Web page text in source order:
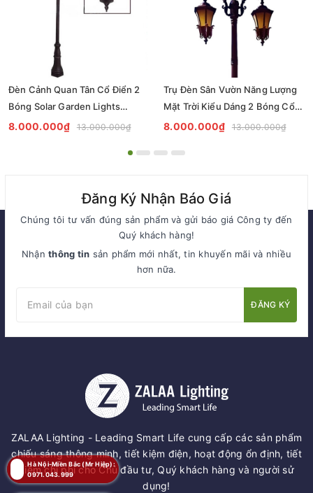
Đèn Cảnh Quan Tân Cổ Điển 2
Bóng Solar Garden Lights
ZALAA OEM ZSCV-004
8.000.000₫ 13.000.000₫
Trụ Đèn Sân Vườn Năng Lượng
Mặt Trời Kiểu Dáng 2 Bóng Cổ
Điển ZALAA OEM ZSCV-003
8.000.000₫ 13.000.000₫
Đăng Ký Nhận Báo Giá
Chúng tôi tư vấn đúng sản phẩm và gửi báo giá Công ty đến
Quý khách hàng!
Nhậnthông tin sản phẩm mới nhất, tin khuyến mãi và nhiều
hơn nữa.
ĐĂNG KÝ
ZALAA Lighting - Leading Smart Life cung cấp các sản phẩm
chiếu sáng thông minh, tiết kiệm điện, hoạt động ổn định, tiết
kiệm chi phí cho Chủ đầu tư, Quý khách hàng và người sử
dụng!
Hà Nội-Miền Bắc (Mr Hiệp):
0971.043.999